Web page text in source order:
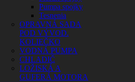
Pumpa spojky
Tesnenia
OPRAVNÁ SADA
POD VÝVOD.
KOLIEČKO
VODNÁ PUMPA
CHLADIČ
LOŽISKÁ A
GUFERÁ MOTORA